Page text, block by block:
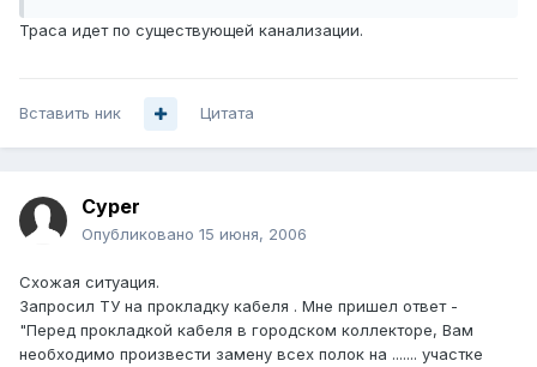
Траса идет по существующей канализации.
Вставить ник Цитата
Cyper
Опубликовано 15 июня, 2006
Схожая ситуация.
Запросил ТУ на прокладку кабеля . Мне пришел ответ -
"Перед прокладкой кабеля в городском коллекторе, Вам
необходимо произвести замену всех полок на ....... участке